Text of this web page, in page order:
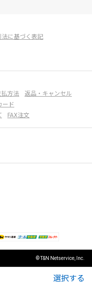
法に基づく表記
払方法
返品・キャンセル
ード
FAX注文
© T&N Netservice, Inc.